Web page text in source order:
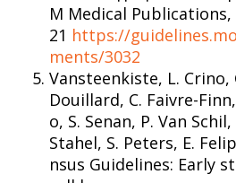
M Medical Publications,
21 https://
ments/3032
Vansteenkiste, L. Crino,
Douillard, C. Faivre-
o, S. Senan, P. Van
Stahel, S. Peters, E.
nsus Guidelines: Early